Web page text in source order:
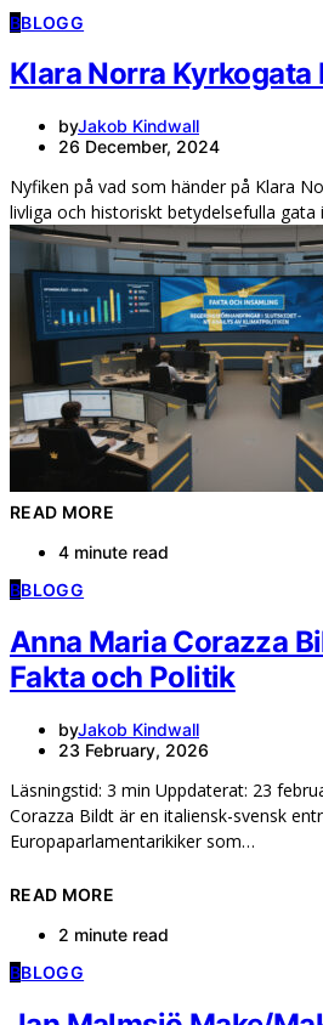
BBLOGG
Klara Norra
byJakob Kindwall
26 December, 2024
Nyfiken på vad som händer på Klara
livliga och historiskt betydelsefulla
READ MORE
4 minute read
BBLOGG
Anna Maria Corazza
Fakta och Politik
byJakob Kindwall
23 February, 2026
Läsningstid: 3 min Uppdaterat: 23
Corazza Bildt är en italiensk-svensk
Europaparlamentarikiker som…
READ MORE
2 minute read
BBLOGG